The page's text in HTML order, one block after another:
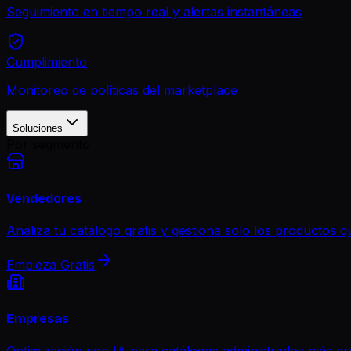
Seguimiento en tiempo real y alertas instantáneas
Cumplimiento
Monitoreo de políticas del marketplace
Soluciones
Vendedores
Analiza tu catálogo gratis y gestiona solo los productos
Empieza Gratis
Empresas